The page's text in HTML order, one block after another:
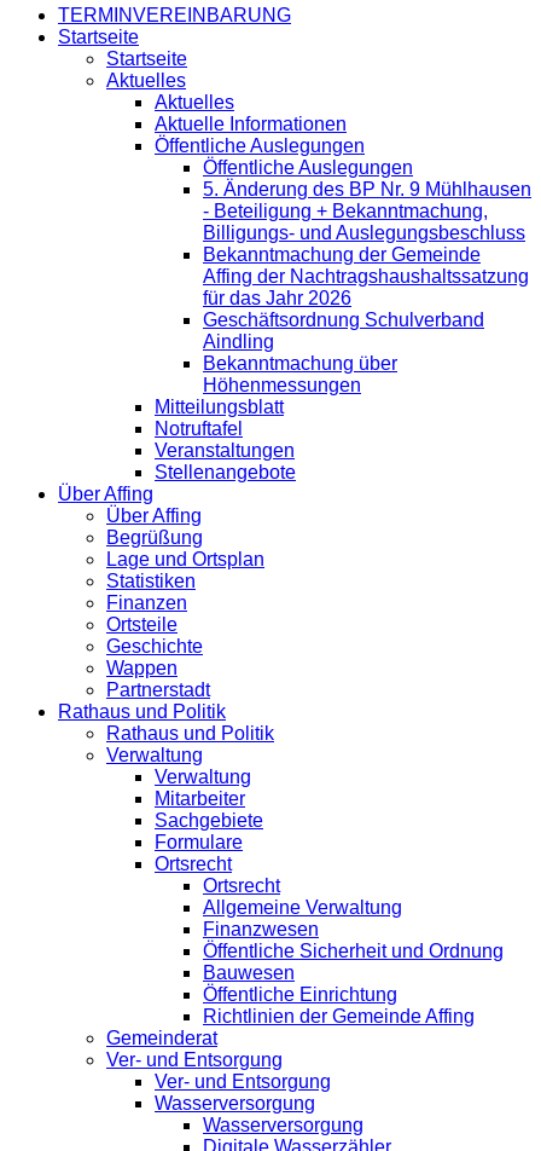
TERMINVEREINBARUNG
Startseite
Startseite
Aktuelles
Aktuelles
Aktuelle Informationen
Öffentliche Auslegungen
Öffentliche Auslegungen
5. Änderung des BP Nr. 9 Mühlhausen
- Beteiligung + Bekanntmachung,
Billigungs- und Auslegungsbeschluss
Bekanntmachung der Gemeinde
Affing der Nachtragshaushaltssatzung
für das Jahr 2026
Geschäftsordnung Schulverband
Aindling
Bekanntmachung über
Höhenmessungen
Mitteilungsblatt
Notruftafel
Veranstaltungen
Stellenangebote
Über Affing
Über Affing
Begrüßung
Lage und Ortsplan
Statistiken
Finanzen
Ortsteile
Geschichte
Wappen
Partnerstadt
Rathaus und Politik
Rathaus und Politik
Verwaltung
Verwaltung
Mitarbeiter
Sachgebiete
Formulare
Ortsrecht
Ortsrecht
Allgemeine Verwaltung
Finanzwesen
Öffentliche Sicherheit und Ordnung
Bauwesen
Öffentliche Einrichtung
Richtlinien der Gemeinde Affing
Gemeinderat
Ver- und Entsorgung
Ver- und Entsorgung
Wasserversorgung
Wasserversorgung